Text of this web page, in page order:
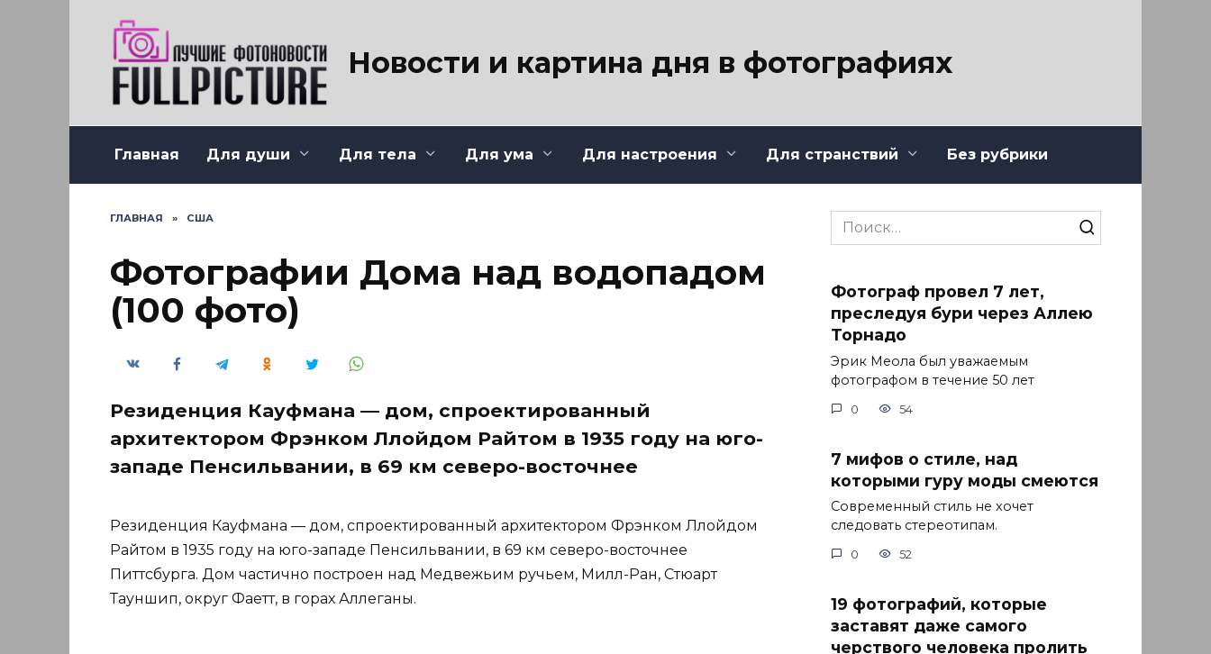
Новости и картина дня в фотографиях
Главная Для души Для тела Для ума Для настроения Для странствий Без рубрики
ГЛАВНАЯ » США
Фотографии Дома над водопадом
(100 фото)
Резиденция Кауфмана — дом, спроектированный
архитектором Фрэнком Ллойдом Райтом в 1935 году на юго-
западе Пенсильвании, в 69 км северо-восточнее
Резиденция Кауфмана — дом, спроектированный архитектором Фрэнком Ллойдом
Райтом в 1935 году на юго-западе Пенсильвании, в 69 км северо-восточнее
Питтсбурга. Дом частично построен над Медвежьим ручьем, Милл-Ран, Стюарт
Тауншип, округ Фаетт, в горах Аллеганы.
Search
for:
Фотограф провел 7 лет,
преследуя бури через Аллею
Торнадо
Эрик Меола был уважаемым
фотографом в течение 50 лет
0 54
7 мифов о стиле, над
которыми гуру моды смеются
Современный стиль не хочет
следовать стереотипам.
0 52
19 фотографий, которые
заставят даже самого
черствого человека пролить